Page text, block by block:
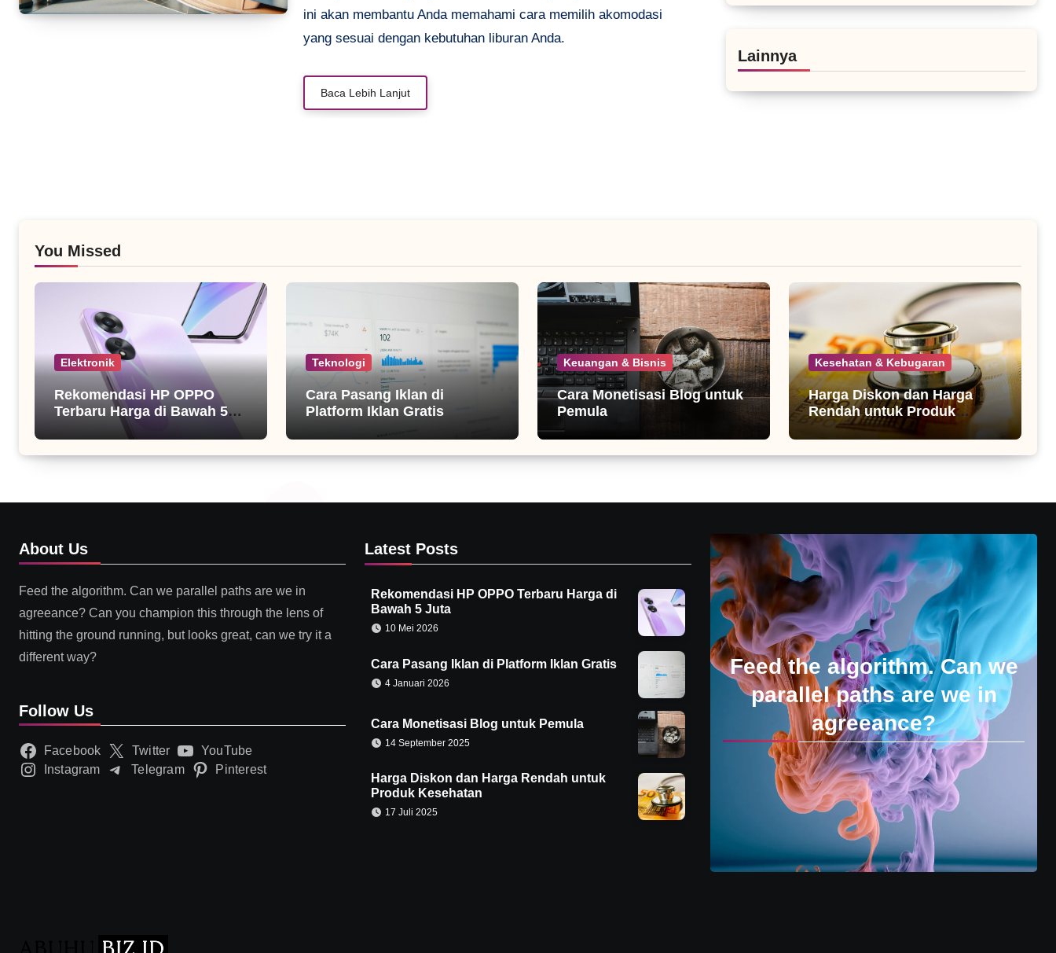
ini akan membantu Anda memahami cara memilih akomodasi
yang sesuai dengan kebutuhan liburan Anda.
Baca Lebih Lanjut
Lainnya
You Missed
Elektronik
Rekomendasi HP OPPO
Terbaru Harga di Bawah 5
Teknologi
Cara Pasang Iklan di
Platform Iklan Gratis
Keuangan & Bisnis
Cara Monetisasi Blog untuk
Pemula
Kesehatan & Kebugaran
Harga Diskon dan Harga
Rendah untuk Produk
Kesehatan
About Us
Feed the algorithm. Can we parallel paths are we in
agreeance? Can you champion this through the lens of
hitting the ground running, but looks great, can we try it a
different way?
Follow Us
Facebook Twitter
YouTube
Instagram
Telegram Pinterest
Latest Posts
Rekomendasi HP OPPO Terbaru Harga di
Bawah 5 Juta
10 Mei 2026
Cara Pasang Iklan di Platform Iklan Gratis
4 Januari 2026
Cara Monetisasi Blog untuk Pemula
14 September 2025
Harga Diskon dan Harga Rendah untuk
Produk Kesehatan
17 Juli 2025
Feed the algorithm. Can we
parallel paths are we in
agreeance?